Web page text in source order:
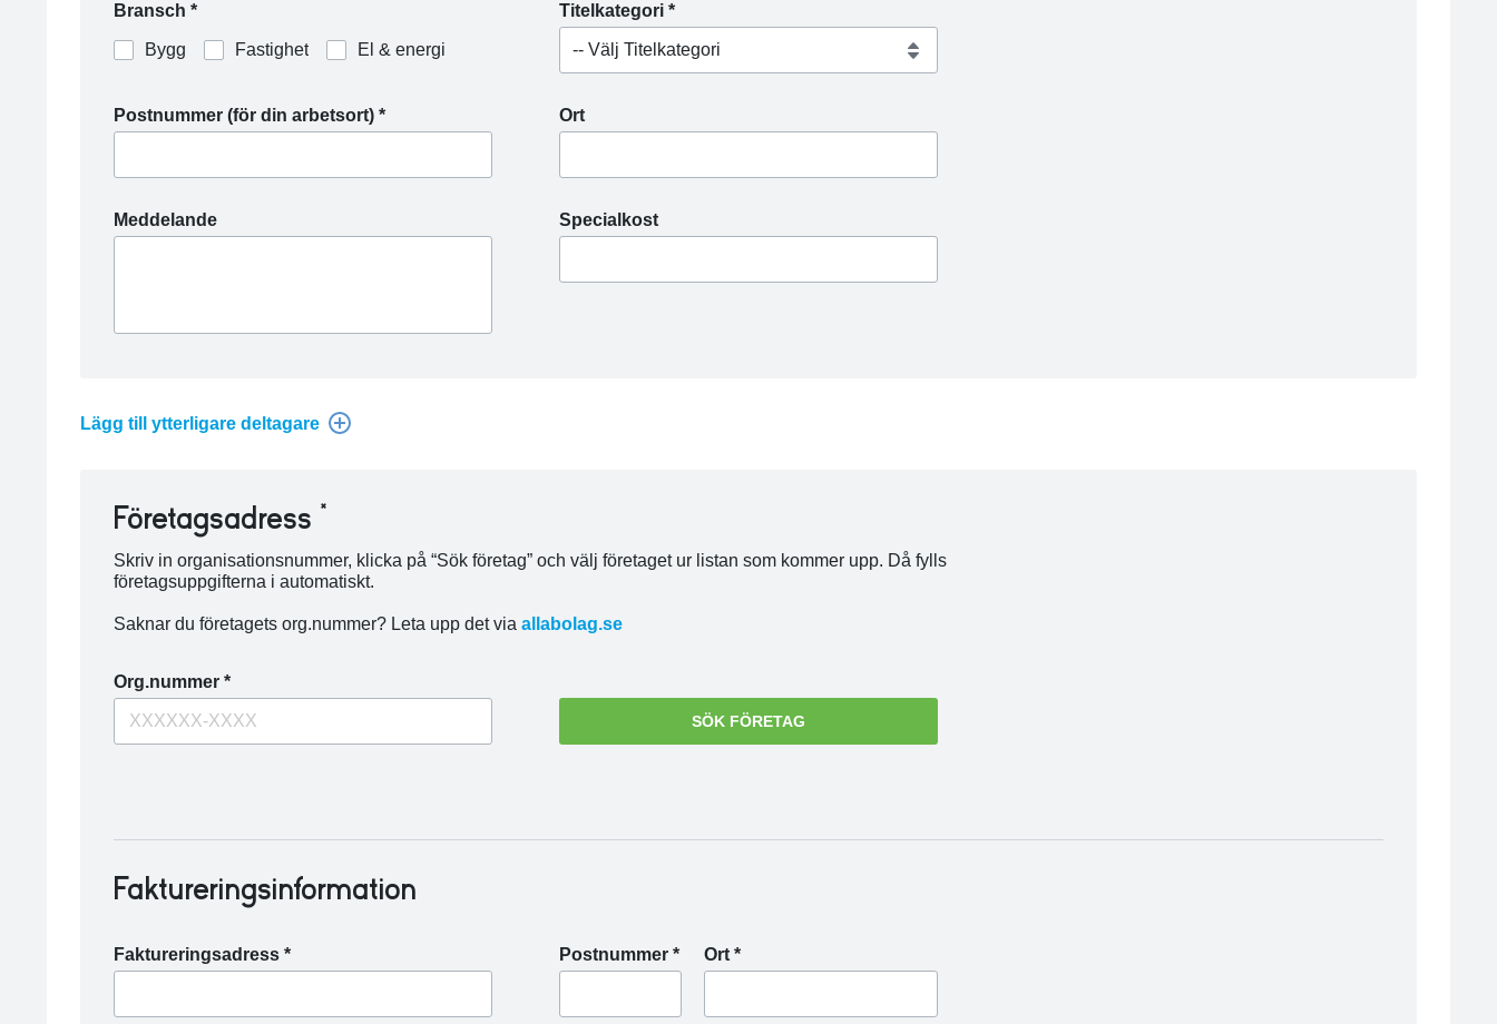
Bransch *
Bygg Fastighet El & energi
Titelkategori *
Postnummer (för din arbetsort) * Ort
Meddelande Specialkost
Lägg till ytterligare deltagare
Företagsadress *
Skriv in organisationsnummer, klicka på “Sök företag” och välj företaget ur listan som kommer upp. Då fylls
företagsuppgifterna i automatiskt.
Saknar du företagets org.nummer? Leta upp det via allabolag.se
Org.nummer *
SÖK FÖRETAG
Faktureringsinformation
Faktureringsadress * Postnummer * Ort *